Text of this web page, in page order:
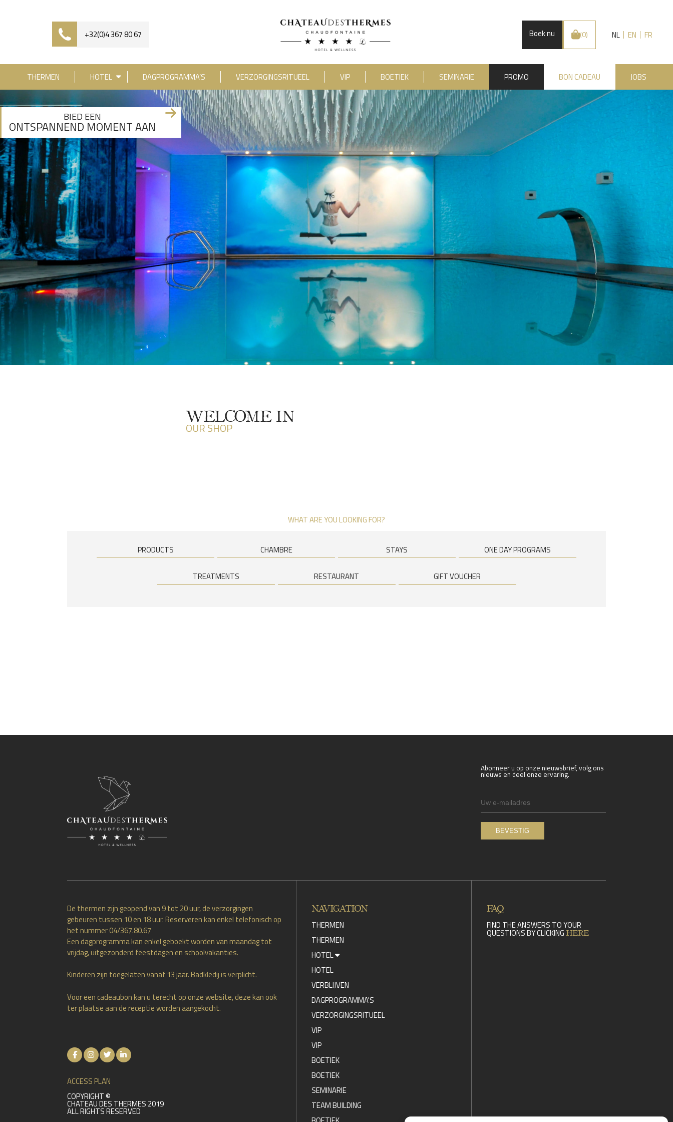
[availability_search category_dropdown="true" category_include="sejour, chambre"]
RUE HAUSTER 9, B-4050 CHAUDFONTAINE
+32(0)4 367 80 67 | INFO[AT]CHATEAUDESTHERMES.BE
ONTDEK ONZE PROMOTIES DOORHIER
+32(0)4 367 80 67 NL EN FR
Boek nu (0)
THERMEN HOTEL DAGPROGRAMMA’S VERZORGINGSRITUEEL VIP BOETIEK SEMINARIE PROMO BON CADEAU JOBS
BIED EEN
ONTSPANNEND MOMENT AAN
WELCOME IN
OUR SHOP
WHAT ARE YOU LOOKING FOR?
PRODUCTS CHAMBRE STAYS ONE DAY PROGRAMS
TREATMENTS RESTAURANT GIFT VOUCHER
Abonneer u op onze nieuwsbrief, volg ons
nieuws en deel onze ervaring.
De thermen zijn geopend van 9 tot 20 uur, de verzorgingen
gebeuren tussen 10 en 18 uur. Reserveren kan enkel telefonisch op
het nummer 04/367.80.67
Een dagprogramma kan enkel geboekt worden van maandag tot
vrijdag, uitgezonderd feestdagen en schoolvakanties.
Kinderen zijn toegelaten vanaf 13 jaar. Badkledij is verplicht.
Voor een cadeaubon kan u terecht op onze website, deze kan ook
ter plaatse aan de receptie worden aangekocht.
ACCESS PLAN
COPYRIGHT ©
CHATEAU DES THERMES 2019
ALL RIGHTS RESERVED
NAVIGATION
THERMEN
THERMEN
HOTEL
HOTEL
VERBLIJVEN
DAGPROGRAMMA'S
VERZORGINGSRITUEEL
VIP
VIP
BOETIEK
BOETIEK
SEMINARIE
TEAM BUILDING
FAQ
FIND THE ANSWERS TO YOUR
QUESTIONS BY CLICKING HERE